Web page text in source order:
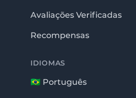
Avaliações Verificadas
Recompensas
IDIOMAS
🇧🇷 Português